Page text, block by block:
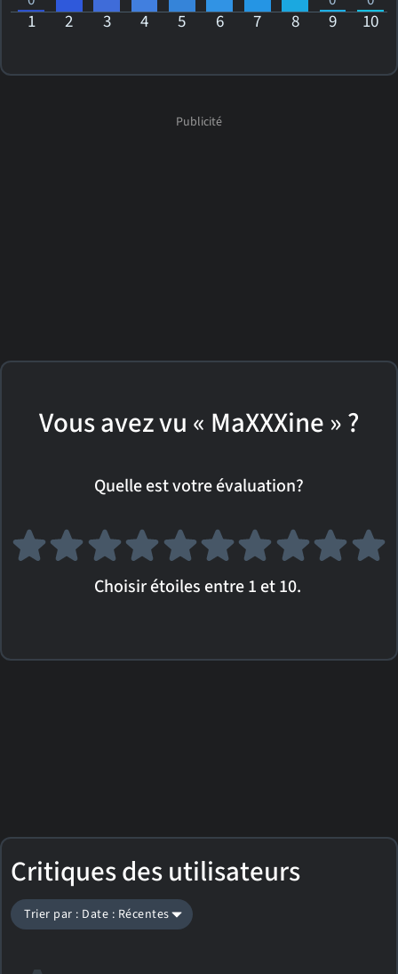
1 2 3 4 5 6 7 8 9 10
Vous avez vu « MaXXXine » ?
Quelle est votre évaluation?
Choisir étoiles entre 1 et 10.
Critiques des utilisateurs
Trier par : Date : Récentes